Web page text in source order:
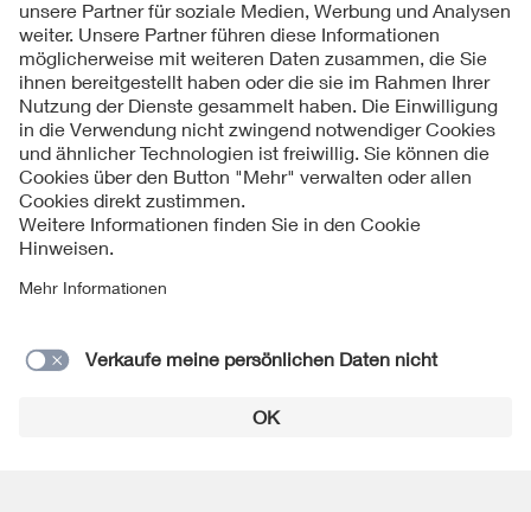
Kontakte
Service
Impressum
Datenschutzinformationen
Barrierefreiheit